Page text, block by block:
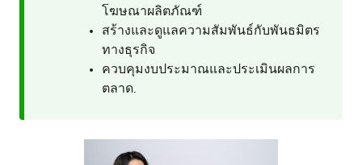
โฆษณาผลิตภัณฑ์
สร้างและดูแลความสัมพันธ์กับพันธมิตร
ทางธุรกิจ
ควบคุมงบประมาณและประเมินผลการ
ตลาด.